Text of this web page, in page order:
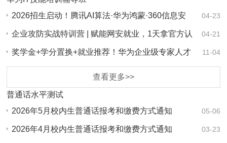
04-23
2026招生启动！腾讯AI算法·华为鸿蒙·360信息安
全… 04-21
企业攻防实战特训营 | 赋能网安就业，1天拿官方认
证… 11-04
奖学金+学分置换+就业推荐！华为企业级专家人才
查看更多>>
普通话水平测试
05-06
2026年5月校内生普通话报考和缴费方式通知
03-23
2026年4月校内生普通话报考和缴费方式通知